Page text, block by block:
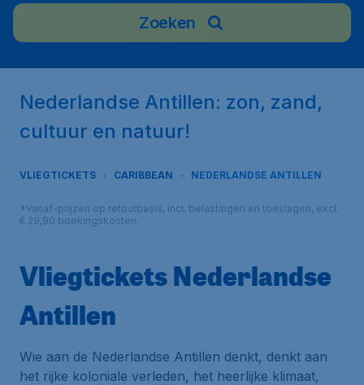
Zoeken
Nederlandse Antillen: zon, zand,
cultuur en natuur!
VLIEGTICKETS CARIBBEAN NEDERLANDSE ANTILLEN
*Vanaf-prijzen op retourbasis, incl. belastingen en toeslagen, excl.
€ 29,90 boekingskosten.
Vliegtickets Nederlandse
Antillen
Wie aan de Nederlandse Antillen denkt, denkt aan
het rijke koloniale verleden, het heerlijke klimaat,